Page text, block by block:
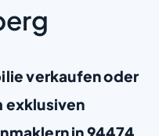
verkaufen oder
exklusiven
in 94474